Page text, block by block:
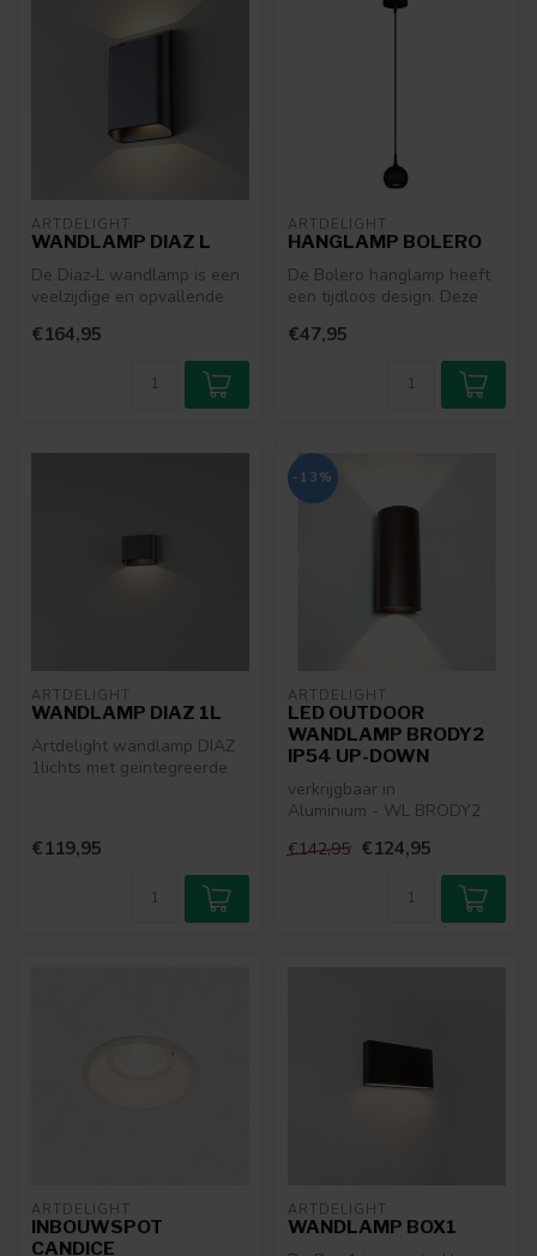
ARTDELIGHT
WANDLAMP DIAZ L
De Diaz-L wandlamp is een
veelzijdige en opvallende
compac...
€164,95
ARTDELIGHT
HANGLAMP BOLERO
De Bolero hanglamp heeft
een tijdloos design. Deze
han...
€47,95
ARTDELIGHT
WANDLAMP DIAZ 1L
Artdelight wandlamp DIAZ
1lichts met geïntegreerde
€119,95
-13%
ARTDELIGHT
LED OUTDOOR
WANDLAMP BRODY2
IP54 UP-DOWN
verkrijgbaar in
Aluminium - WL BRODY2
Brons geborsteld - WL
€142,95 €124,95
ARTDELIGHT
INBOUWSPOT
CANDICE
ARTDELIGHT
WANDLAMP BOX1